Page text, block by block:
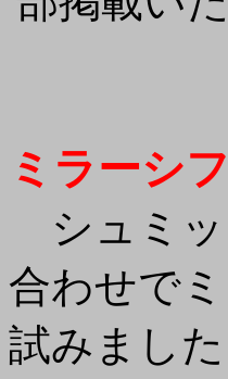
ミラーシ
シュミッ
合わせで
試みました